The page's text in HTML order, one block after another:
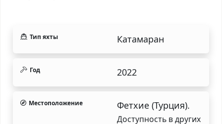
Тип яхты Катамаран
Год 2022
Местоположение Фетхие (Турция).
Доступность в других